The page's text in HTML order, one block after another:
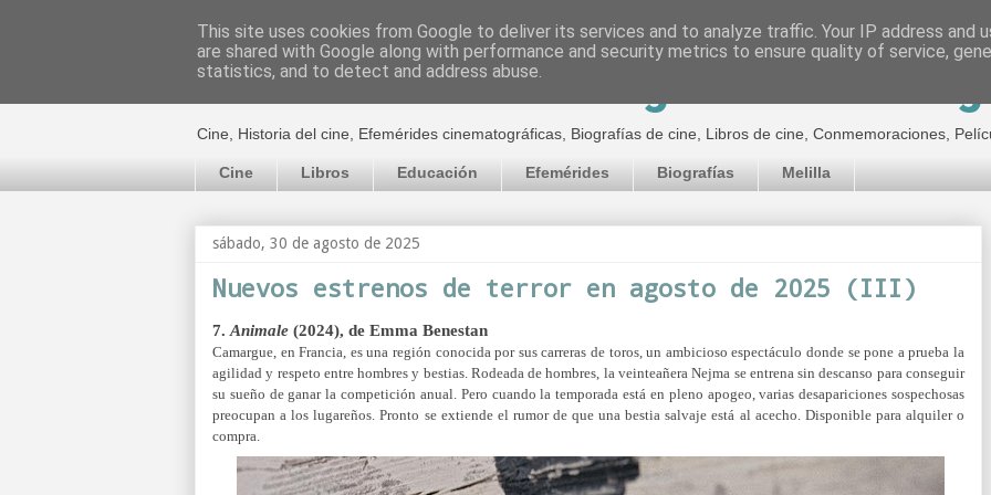
El cultural cinematográfico de Jorge
Cine, Historia del cine, Efemérides cinematográficas, Biografías de cine, Libros de cine, Conmemoraciones,
Cine Libros Educación Efemérides Biografías Melilla
sábado, 30 de agosto de 2025
Nuevos estrenos de terror en agosto de 2025 (III)
7. Animale (2024), de Emma Benestan
Camargue, en Francia, es una región conocida por sus carreras de toros, un ambicioso espectáculo donde se pone a prueba la
agilidad y respeto entre hombres y bestias. Rodeada de hombres, la veinteañera Nejma se entrena sin descanso para conseguir
su sueño de ganar la competición anual. Pero cuando la temporada está en pleno apogeo, varias desapariciones sospechosas
preocupan a los lugareños. Pronto se extiende el rumor de que una bestia salvaje está al acecho. Disponible para alquiler o
compra.
This site uses cookies from Google to deliver its services and to analyze traffic. Your IP address and
are shared with Google along with performance and security metrics to ensure quality of service,
statistics, and to detect and address abuse.